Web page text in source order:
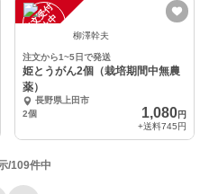
注
文
受
付
停
止
中 柳澤幹夫
注文から1~5日で発送
姫とうがん2個（栽培期間中無農
薬）
長野県上田市
2個
1,080円
+送料745円
/109件中